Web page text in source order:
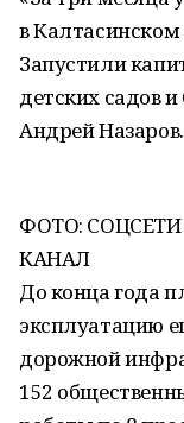
в
Запустили
детских садов
Андрей Назаров.
ФОТО:
КАНАЛ
До конца года
эксплуатацию
дорожной
152